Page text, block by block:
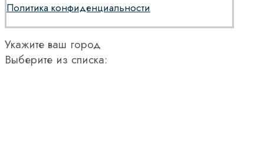
Политика конфиденциальности
Укажите ваш город
Выберите из списка: